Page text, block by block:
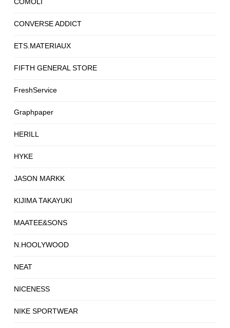
CONVERSE ADDICT
ETS.MATERIAUX
FIFTH GENERAL STORE
FreshService
Graphpaper
HERILL
HYKE
JASON MARKK
KIJIMA TAKAYUKI
MAATEE&SONS
N.HOOLYWOOD
NEAT
NICENESS
NIKE SPORTWEAR